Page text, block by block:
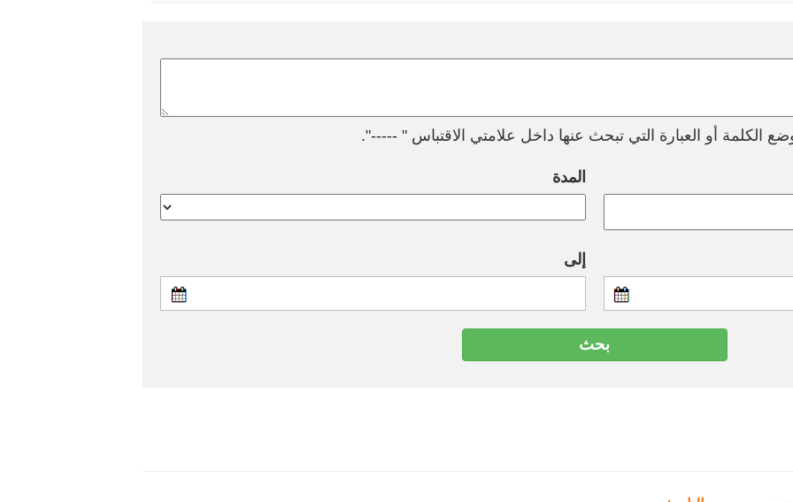
الكلمة أو العبارة التي تبحث عنها داخل علامتي الاقتباس " -----".
المدة
إلى